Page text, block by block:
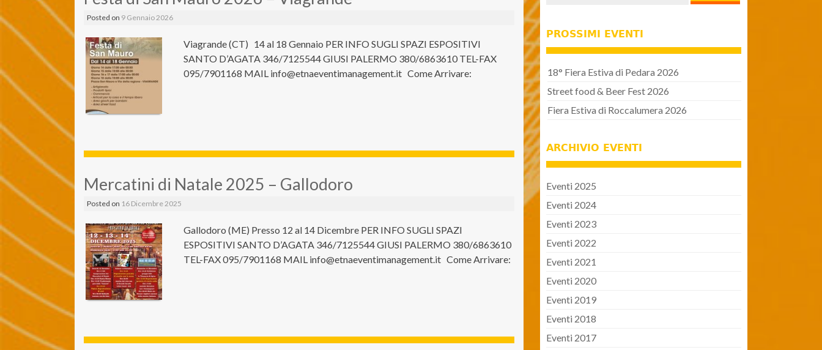
Posted on 9 Gennaio 2026
Viagrande (CT) 14 al 18 Gennaio PER INFO SUGLI SPAZI ESPOSITIVI
SANTO D’AGATA 346/7125544 GIUSI PALERMO 380/6863610 TEL-FAX
095/7901168 MAIL info@etnaeventimanagement.it Come Arrivare:
Mercatini di Natale 2025 – Gallodoro
Posted on 16 Dicembre 2025
Gallodoro (ME) Presso 12 al 14 Dicembre PER INFO SUGLI SPAZI
ESPOSITIVI SANTO D’AGATA 346/7125544 GIUSI PALERMO 380/6863610
TEL-FAX 095/7901168 MAIL info@etnaeventimanagement.it Come Arrivare:
PROSSIMI EVENTI
18° Fiera Estiva di Pedara 2026
Street food & Beer Fest 2026
Fiera Estiva di Roccalumera 2026
ARCHIVIO EVENTI
Eventi 2025
Eventi 2024
Eventi 2023
Eventi 2022
Eventi 2021
Eventi 2020
Eventi 2019
Eventi 2018
Eventi 2017